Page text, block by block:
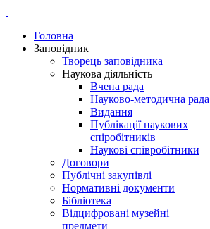
Головна
Заповідник
Творець заповідника
Наукова діяльність
Вчена рада
Науково-методична рада
Видання
Публікації наукових
спіробітників
Наукові співробітники
Договори
Публічні закупівлі
Нормативні документи
Бібліотека
Відцифровані музейні
предмети